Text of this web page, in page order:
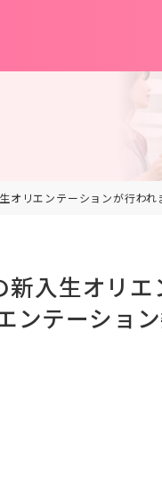
オリエンテーションが行わ
新入生オリエ
ンテーショ